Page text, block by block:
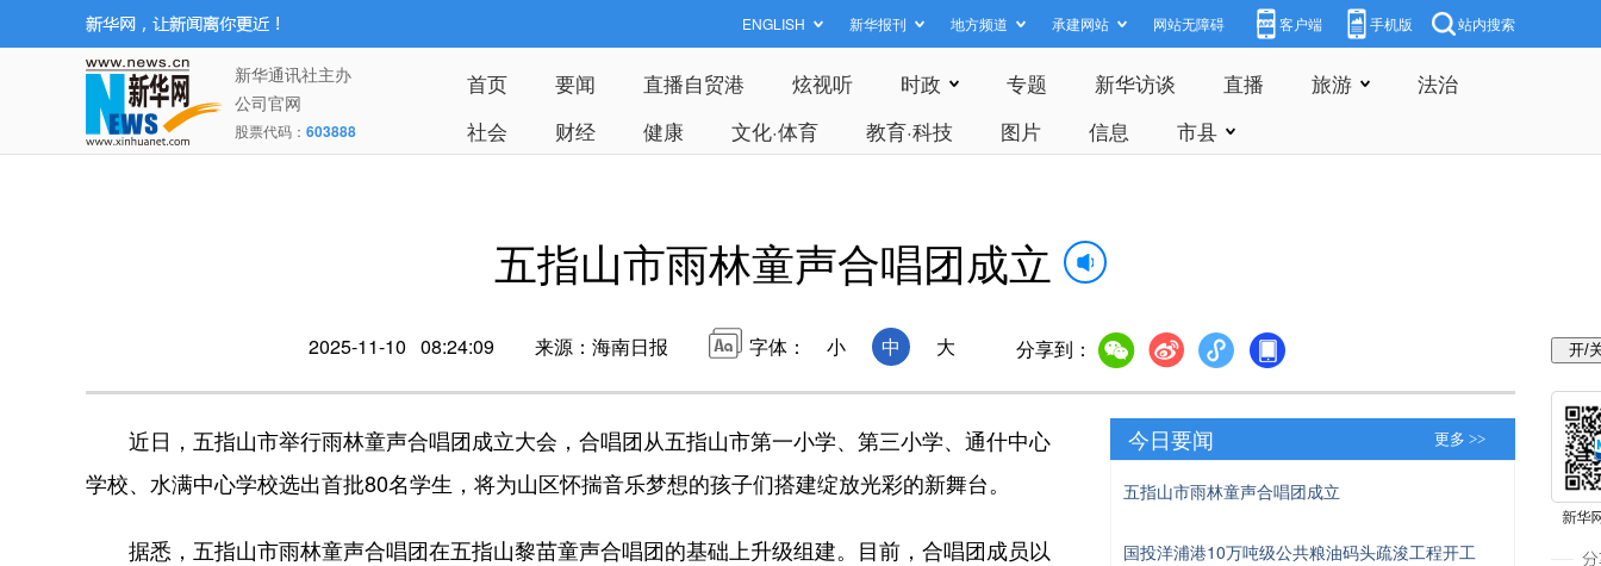
ENGLISH 新华报刊 地方频道 承建网站 网站无障碍 客户端 手机版 站内搜索
新华通讯社主办
公司官网
股票代码： 603888
首页 要闻 直播自贸港 炫视听 时政 专题 新华访谈 直播 旅游
法治
社会
财经 健康 文化·体育 教育·科技 图片 信息 市县
五指山市雨林童声合唱团成立
2025-11-10 08:24:09 来源：海南日报 字体： 小 中 大 分享到：
近日，五指山市举行雨林童声合唱团成立大会，合唱团从五指山市第一小学、第三小学、通什中心
学校、水满中心学校选出首批80名学生，将为山区怀揣音乐梦想的孩子们搭建绽放光彩的新舞台。
据悉，五指山市雨林童声合唱团在五指山黎苗童声合唱团的基础上升级组建。目前，合唱团成员以
今日要闻 更多 >>
五指山市雨林童声合唱团成立
国投洋浦港10万吨级公共粮油码头疏浚工程开工